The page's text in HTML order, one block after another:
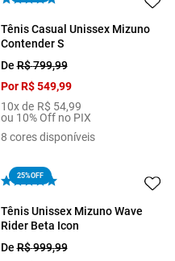
Tênis Casual Unissex Mizuno
Contender S
DeR$799,99
PorR$ 549,99
10x de R$ 54,99
ou 10% Off no PIX
8 cores disponíveis
25%OFF
Tênis Unissex Mizuno Wave
Rider Beta Icon
DeR$999,99